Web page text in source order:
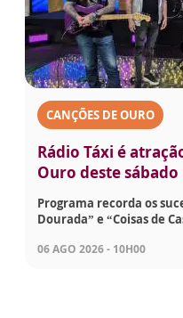
CANÇÕES DE OURO
Rádio Táxi é
Ouro deste sábado
Programa recorda os
Dourada” e “Coisas de
06 AGO 2026 - 10H00